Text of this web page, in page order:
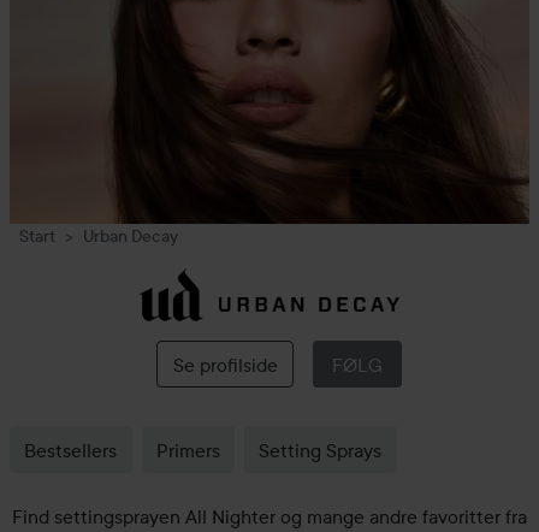
Start Urban Decay
Urban
Decay
Se profilside FØLG
Bestsellers Primers Setting Sprays
Find settingsprayen All Nighter og mange andre favoritter fra